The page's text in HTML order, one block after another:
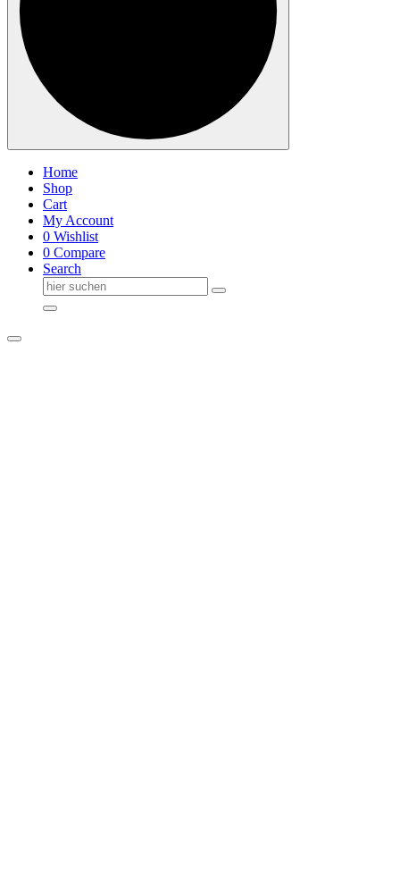
Home
Shop
Cart
My Account
0 Wishlist
0 Compare
Search
Suche
nach: